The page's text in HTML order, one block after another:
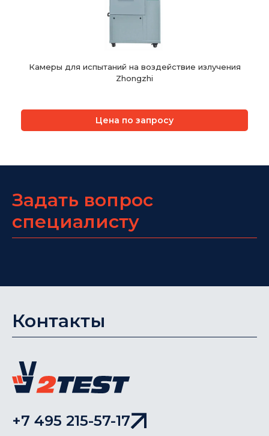
Камеры для испытаний на воздействие излучения
Zhongzhi
Цена по запросу
Задать вопрос
специалисту
Контакты
+7 495 215-57-17